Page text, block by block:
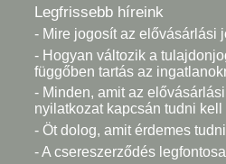
Legfrissebb híreink
- Mire jogosít az elővásárlási
- Hogyan változik a
függőben tartás az
- Minden, amit az
nyilatkozat kapcsán tudni kell
- Öt dolog, amit érdemes
- A csereszerződés